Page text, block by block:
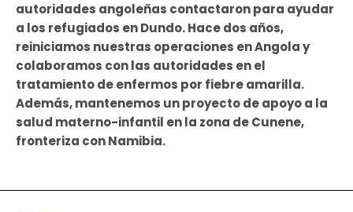
autoridades angoleñas contactaron para ayudar
a los refugiados en Dundo. Hace dos años,
reiniciamos nuestras operaciones en Angola y
colaboramos con las autoridades en el
tratamiento de enfermos por fiebre amarilla.
Además, mantenemos un proyecto de apoyo a la
salud materno-infantil en la zona de Cunene,
fronteriza con Namibia.